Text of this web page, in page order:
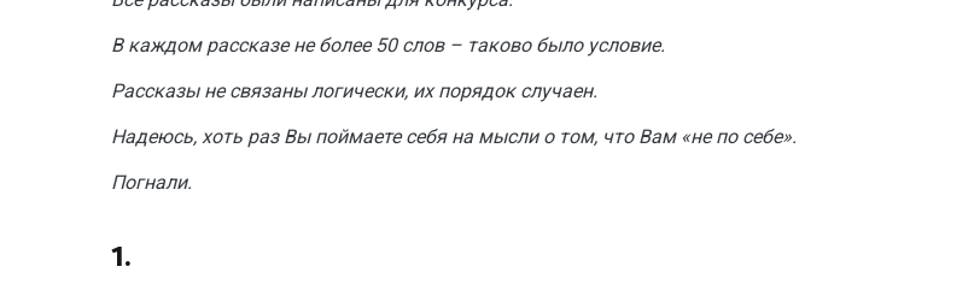
В каждом рассказе не более 50 слов – таково было условие.
Рассказы не связаны логически, их порядок случаен.
Надеюсь, хоть раз Вы поймаете себя на мысли о том, что Вам «не по себе».
Погнали.
1.